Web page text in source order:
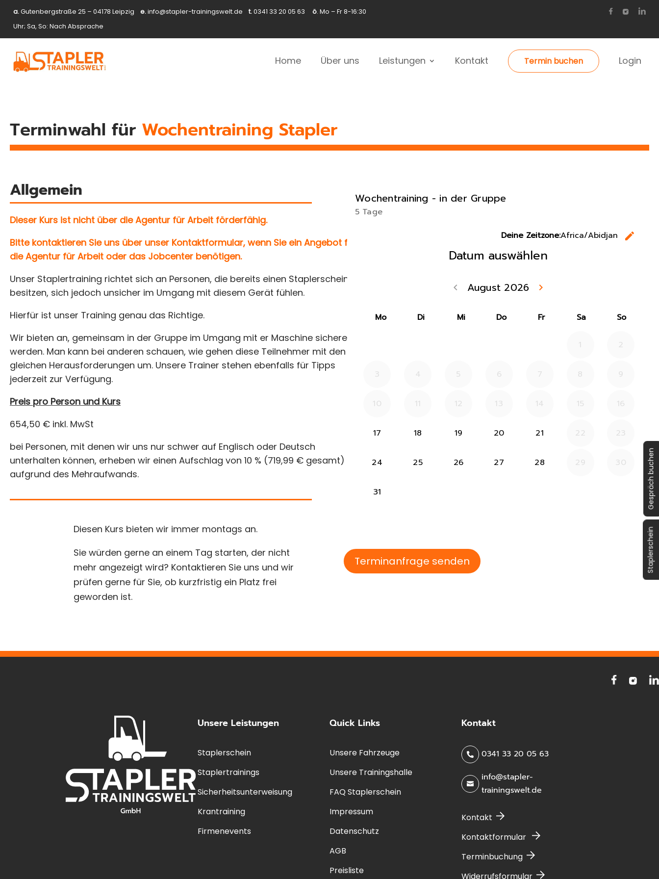
a.Gutenbergstraße 25 – 04178 Leipzig e.info@stapler-trainingswelt.de t.0341 33 20 05 63 ö. Mo – Fr 8-16:30
Uhr; Sa, So: Nach Absprache
Home Über uns Leistungen Kontakt Termin buchen Login
Terminwahl für Wochentraining Stapler
Allgemein
Dieser Kurs ist nicht über die Agentur für Arbeit förderfähig.
Bitte kontaktieren Sie uns über unser Kontaktformular, wenn Sie ein Angebot für
die Agentur für Arbeit oder das Jobcenter benötigen.
Unser Staplertraining richtet sich an Personen, die bereits einen Staplerschein
besitzen, sich jedoch unsicher im Umgang mit diesem Gerät fühlen.
Hierfür ist unser Training genau das Richtige.
Wir bieten an, gemeinsam in der Gruppe im Umgang mit er Maschine sicherer zu
werden. Man kann bei anderen schauen, wie gehen diese Teilnehmer mit den
gleichen Herausforderungen um. Unsere Trainer stehen ebenfalls für Tipps
jederzeit zur Verfügung.
Preis pro Person und Kurs
654,50 € inkl. MwSt
bei Personen, mit denen wir uns nur schwer auf Englisch oder Deutsch
unterhalten können, erheben wir einen Aufschlag von 10 % (719,99 € gesamt)
aufgrund des Mehraufwands.
Diesen Kurs bieten wir immer montags an.
Sie würden gerne an einem Tag starten, der nicht
mehr angezeigt wird? Kontaktieren Sie uns und wir
prüfen gerne für Sie, ob kurzfristig ein Platz frei
geworden ist.
Terminanfrage senden
Gespräch buchen
Staplerschein
Unsere Leistungen
Staplerschein
Staplertrainings
Sicherheitsunterweisung
Krantraining
Firmenevents
Quick Links
Unsere Fahrzeuge
Unsere Trainingshalle
FAQ Staplerschein
Impressum
Datenschutz
AGB
Preisliste
Kontakt
 0341 33 20 05 63

info@stapler-
trainingswelt.de
Kontakt
Kontaktformular
Terminbuchung
Widerrufsformular